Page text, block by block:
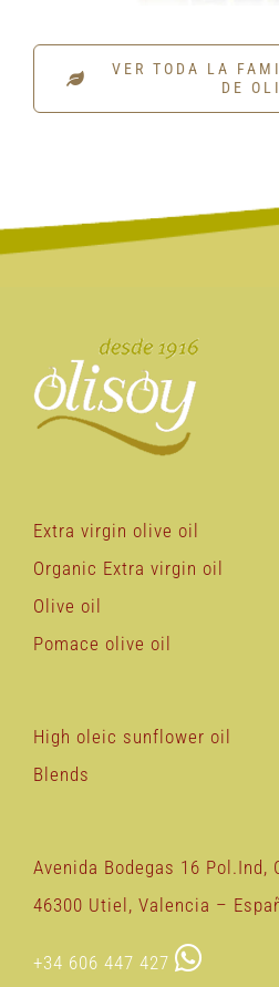
VER TODA LA
DE
Extra virgin olive oil
Organic Extra virgin oil
Olive oil
Pomace olive oil
High oleic sunflower oil
Blends
Avenida Bodegas 16 Pol.Ind,
46300 Utiel, Valencia –
+34 606 447 427